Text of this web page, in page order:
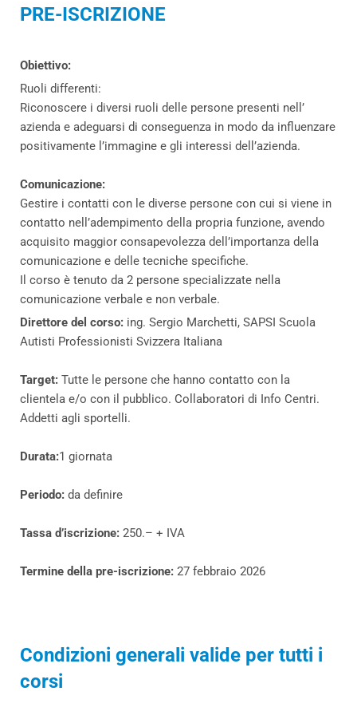
PRE-ISCRIZIONE
Obiettivo:
Ruoli differenti:
Riconoscere i diversi ruoli delle persone presenti nell’
azienda e adeguarsi di conseguenza in modo da influenzare
positivamente l’immagine e gli interessi dell’azienda.
Comunicazione:
Gestire i contatti con le diverse persone con cui si viene in
contatto nell’adempimento della propria funzione, avendo
acquisito maggior consapevolezza dell’importanza della
comunicazione e delle tecniche specifiche.
Il corso è tenuto da 2 persone specializzate nella
comunicazione verbale e non verbale.
Direttore del corso: ing. Sergio Marchetti, SAPSI Scuola
Autisti Professionisti Svizzera Italiana
Target: Tutte le persone che hanno contatto con la
clientela e/o con il pubblico. Collaboratori di Info Centri.
Addetti agli sportelli.
Durata:1 giornata
Periodo: da definire
Tassa d’iscrizione: 250.– + IVA
Termine della pre-iscrizione: 27 febbraio 2026
Condizioni generali valide per tutti i
corsi